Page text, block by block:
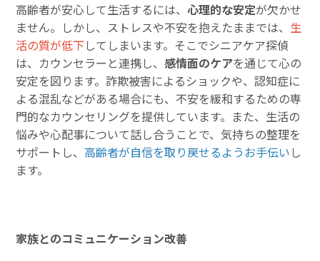
高齢者が安心して生活するには、心理的な安定が欠かせ
ません。しかし、ストレスや不安を抱えたままでは、 生
活の質が低下 してしまいます。そこでシニアケア探偵
は、カウンセラーと連携し、 感情面のケアを通じて心の
安定を図ります。詐欺被害によるショックや、認知症に
よる混乱などがある場合にも、不安を緩和するための専
門的なカウンセリングを提供しています。また、生活の
悩みや心配事について話し合うことで、気持ちの整理を
サポートし、高齢者が自信を取り戻せるようお手伝い し
ます。
家族とのコミュニケーション改善